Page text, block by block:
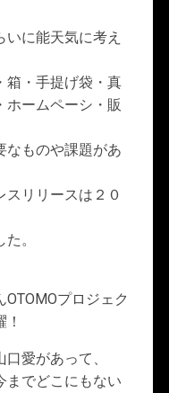
に能天気に考え
箱・手提げ袋・真
ホームペーシ・販
なものや課題があ
スリリースは２０
。
プロジェク
愛があって、
までどこにもない